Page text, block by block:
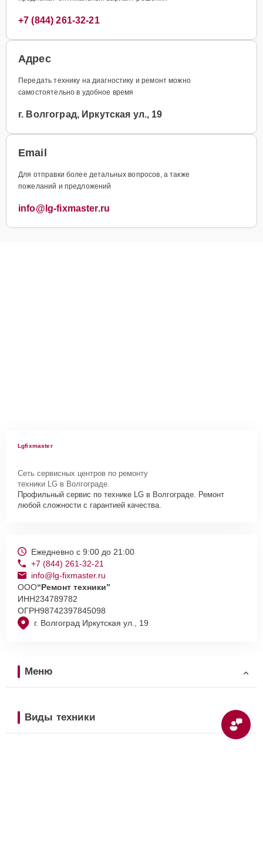
+7 (844) 261-32-21
Адрес
Передать технику на диагностику и ремонт можно
самостоятельно в удобное время
г. Волгоград, Иркутская ул., 19
Email
Для отправки более детальных вопросов, а также
пожеланий и предложений
info@lg-fixmaster.ru
Lgfixmaster
Сеть сервисных центров по ремонту
техники LG в Волгограде.
Профильный сервис по технике LG в Волгограде. Ремонт
любой сложности с гарантией качества.
г. Волгоград Иркутская ул., 19
Ежедневно с 9:00 до 21:00
+7 (844) 261-32-21
info@lg-fixmaster.ru
ООО“Ремонт техники”
ИНН234789782
ОГРН98742397845098
Меню
Виды техники